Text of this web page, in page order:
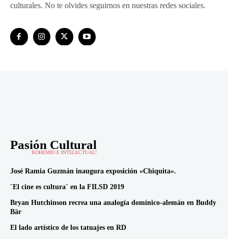
culturales. No te olvides seguirnos en nuestras redes sociales.
Pasión Cultural
BOHEMIO E INTELECTUAL!
José Ramia Guzmán inaugura exposición «Chiquita».
¨El cine es cultura¨ en la FILSD 2019
Bryan Hutchinson recrea una analogía domínico-alemán en Buddy
Bär
El lado artístico de los tatuajes en RD